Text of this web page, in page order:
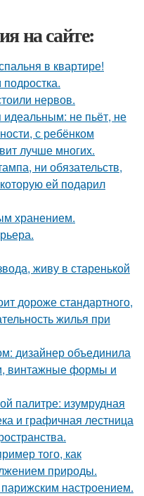
на сайте:
в квартире!
нервов.
не пьёт, не
с ребёнком
лучше многих.
ни обязательств,
ей подарил
хранением.
живу в старенькой
дороже стандартного,
жилья при
дизайнер объединила
винтажные формы и
палитре: изумрудная
и графичная лестница
того, как
природы.
настроением.